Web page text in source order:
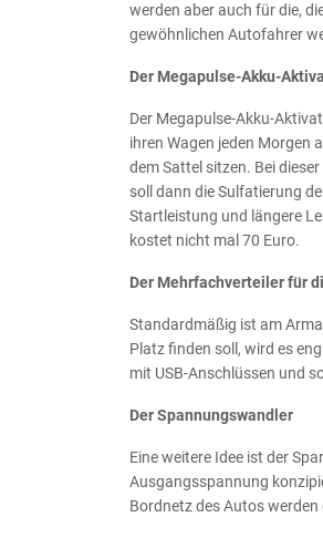
werden aber auch für die,
gewöhnlichen Autofahrer
Der Megapulse-Akku-
Der Megapulse-Akku-
ihren Wagen jeden Morgen
dem Sattel sitzen. Bei
soll dann die Sulfatierung
Startleistung und längere
kostet nicht mal 70 Euro.
Der Mehrfachverteiler für
Standardmäßig ist am
Platz finden soll, wird es
mit USB-Anschlüssen und
Der Spannungswandler
Eine weitere Idee ist der
Ausgangsspannung
Bordnetz des Autos